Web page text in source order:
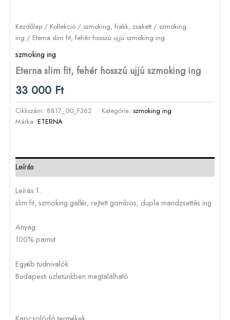
Kezdőlap / Kollekció / szmoking, frakk, zsakett / szmoking
ing / Eterna slim fit, fehér hosszú ujjú szmoking ing
szmoking ing
Eterna slim fit, fehér hosszú ujjú szmoking ing
33 000 Ft
Cikkszám: 8817_00_F362 Kategória: szmoking ing
Márka: ETERNA
Leírás
Leírás 1.
slim fit, szmoking gallér, rejtett gombos, dupla mandzsettás ing
Anyag:
100% pamut
Egyéb tudnivalók
Budapesti üzletünkben megtalálható